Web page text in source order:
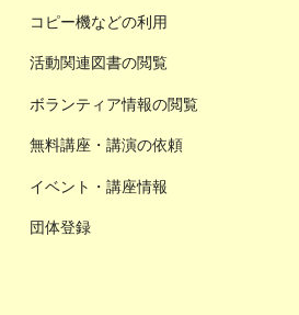
コピー機などの利用
活動関連図書の閲覧
ボランティア情報の閲覧
無料講座・講演の依頼
イベント・講座情報
団体登録